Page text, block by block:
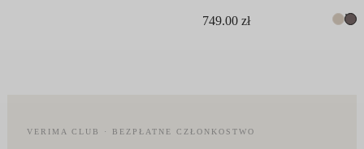
749.00 zł
VERIMA CLUB · BEZPŁATNE CZŁONKOSTWO